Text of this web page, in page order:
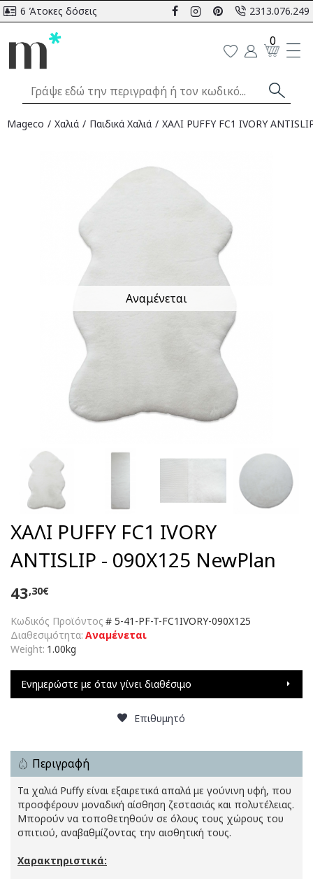
6 Άτοκες δόσεις 2313.076.249
0
Mageco Χαλιά Παιδικά Χαλιά ΧΑΛΙ PUFFY FC1 IVORY
Αναμένεται
ΧΑΛΙ PUFFY FC1 IVORY
ANTISLIP - 090X125 NewPlan
Κωδικός Προϊόντος # 5-41-PF-T-FC1IVORY-090X125
Διαθεσιμότητα: Αναμένεται
Weight: 1.00kg
43,30€
Ενημερώστε με όταν γίνει διαθέσιμο
Επιθυμητό
Περιγραφή
Τα χαλιά Puffy είναι εξαιρετικά απαλά με γούνινη υφή, που
προσφέρουν μοναδική αίσθηση ζεστασιάς και πολυτέλειας.
Μπορούν να τοποθετηθούν σε όλους τους χώρους του
σπιτιού, αναβαθμίζοντας την αισθητική τους.
Χαρακτηριστικά: